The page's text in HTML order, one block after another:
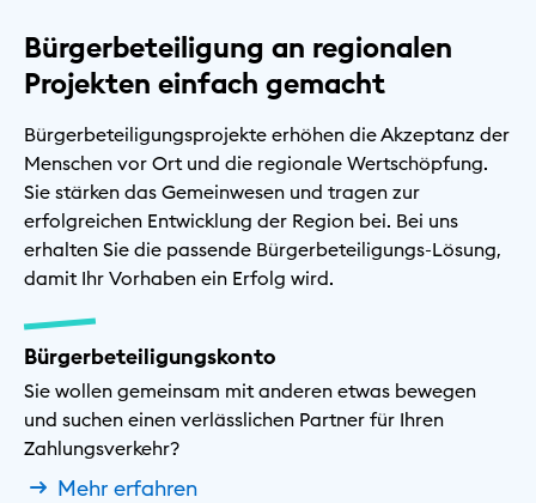
Bürgerbeteiligung an regionalen
Projekten einfach gemacht
Bürgerbeteiligungsprojekte erhöhen die Akzeptanz der
Menschen vor Ort und die regionale Wertschöpfung.
Sie stärken das Gemeinwesen und tragen zur
erfolgreichen Entwicklung der Region bei. Bei uns
erhalten Sie die passende Bürgerbeteiligungs-Lösung,
damit Ihr Vorhaben ein Erfolg wird.
Bürgerbeteiligungskonto
Sie wollen gemeinsam mit anderen etwas bewegen
und suchen einen verlässlichen Partner für Ihren
Zahlungsverkehr?
Mehr erfahren